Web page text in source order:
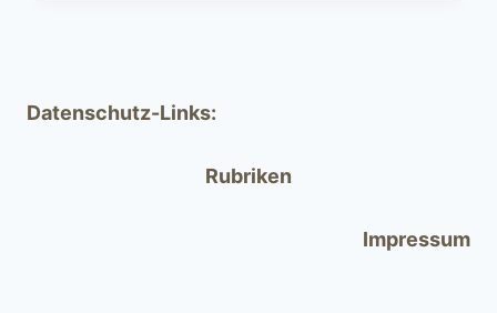
Datenschutz-Links:
Rubriken
Impressum